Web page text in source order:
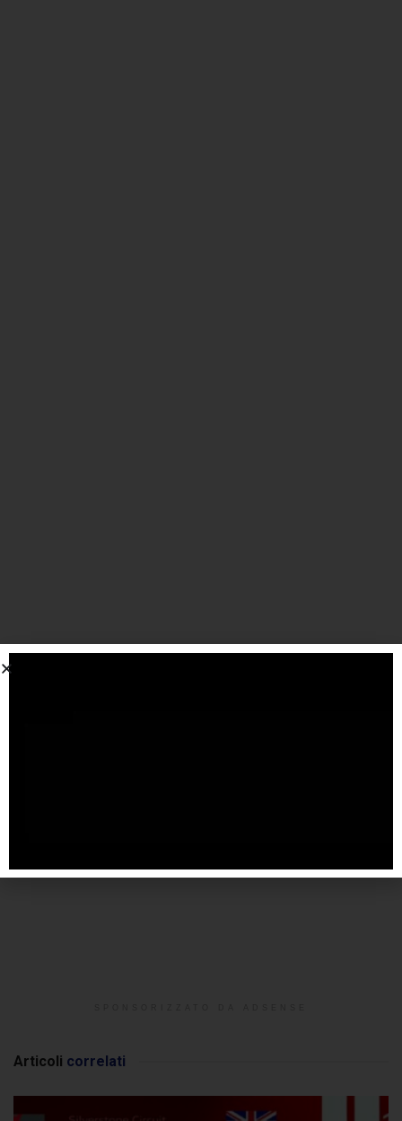
Articoli correlati